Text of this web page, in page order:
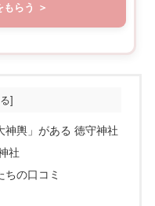
らう
神輿」がある 徳守神社
社
ちの口コミ